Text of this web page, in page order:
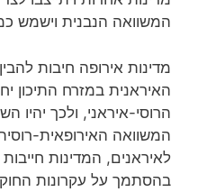
המשוואה הנבנית וישמש
מדינות אירופה חיבות
האיראנית במזרח התיכון
הרוסי-איראני, ולכך יהיו
המשוואה האירופאית-
לאיראנים, המדינות
בהסתמך על עקרונות החוק